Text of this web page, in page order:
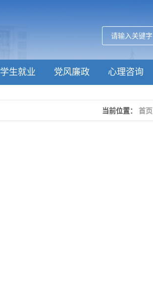
学生就业 党风廉政 心理咨询
当前位置： 首页